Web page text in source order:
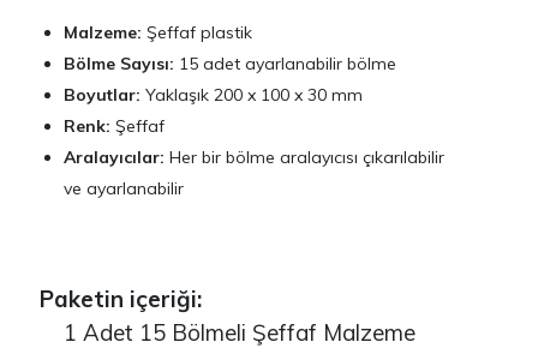
Malzeme: Şeffaf plastik
Bölme Sayısı: 15 adet ayarlanabilir bölme
Boyutlar: Yaklaşık 200 x 100 x 30 mm
Renk: Şeffaf
Aralayıcılar: Her bir bölme aralayıcısı çıkarılabilir
ve ayarlanabilir
Paketin içeriği:
1 Adet 15 Bölmeli Şeffaf Malzeme